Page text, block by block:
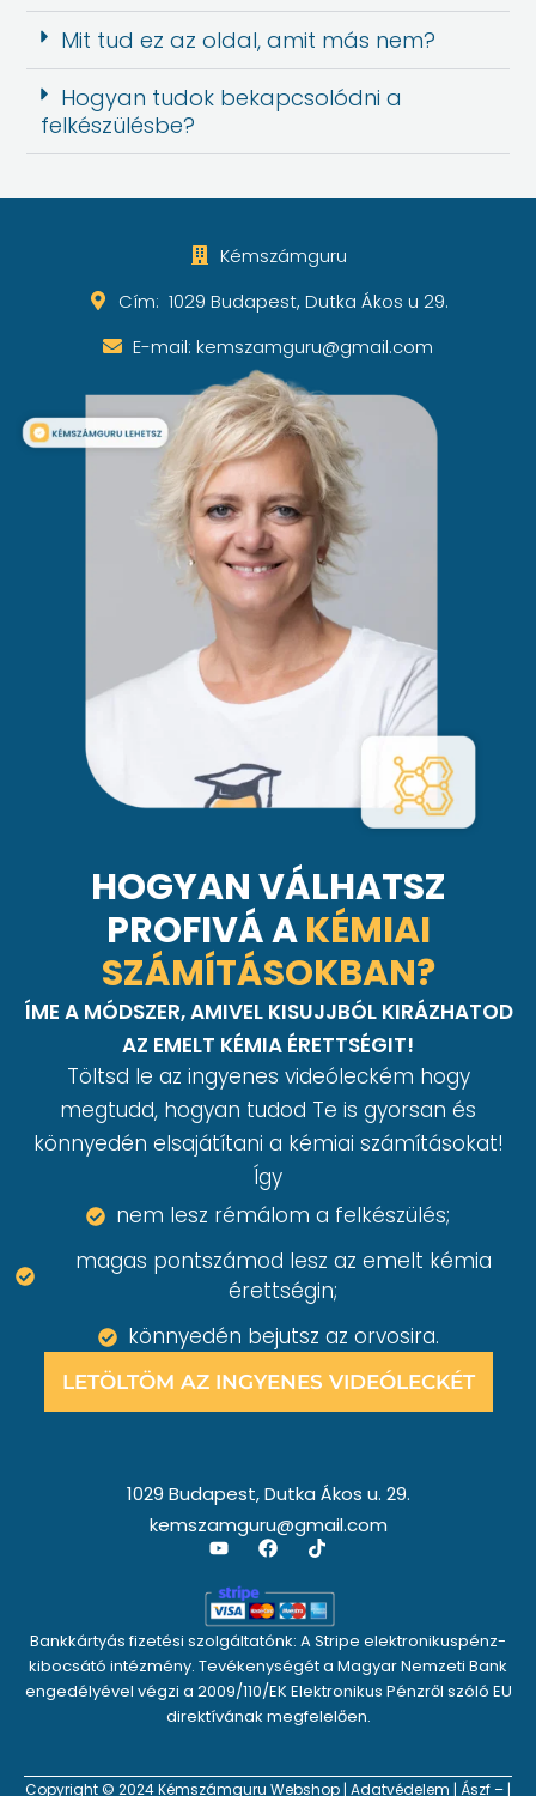
Mit tud ez az oldal, amit más nem?
Hogyan tudok bekapcsolódni a
felkészülésbe?
Kémszámguru
Cím: 1029 Budapest, Dutka Ákos u 29.
E-mail: kemszamguru@gmail.com
HOGYAN VÁLHATSZ
PROFIVÁ AKÉMIAI
SZÁMÍTÁSOKBAN?
ÍME A MÓDSZER, AMIVEL KISUJJBÓL KIRÁZHATOD
AZ EMELT KÉMIA ÉRETTSÉGIT!
Töltsd le az ingyenes videóleckém hogy
megtudd, hogyan tudod Te is gyorsan és
könnyedén elsajátítani a kémiai számításokat!
Így
nem lesz rémálom a felkészülés;
magas pontszámod lesz az emelt kémia
érettségin;
könnyedén bejutsz az orvosira.
LETÖLTÖM AZ INGYENES VIDEÓLECKÉT
1029 Budapest, Dutka Ákos u. 29.
kemszamguru@gmail.com
Y
u
t
u
b
e
F
c
e
b
o
o
k
T
k
t
o
k
Bankkártyás fizetési szolgáltatónk: A Stripe elektronikuspénz-
kibocsátó intézmény. Tevékenységét a Magyar Nemzeti Bank
engedélyével végzi a 2009/110/EK Elektronikus Pénzről szóló EU
direktívának megfelelően.
Copyright © 2024 Kémszámguru Webshop | Adatvédelem | Ászf – |